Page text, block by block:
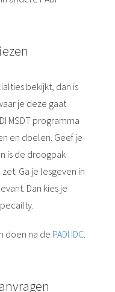
bekijkt, dan is
je deze gaat
MSDT programma
en doelen. Geef je
is de droogpak
Ga je lesgeven in
Dan kies je
doen na de PADI IDC